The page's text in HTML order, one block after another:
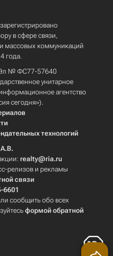
в сфере связи,
массовых коммуникаций
года.
Эл № ФС77-57640
унитарное
агентство
сегодня»).
технологий
realty@ria.ru
релизов и рекламы
связи
6601
сообщить обо всех
формой обратной